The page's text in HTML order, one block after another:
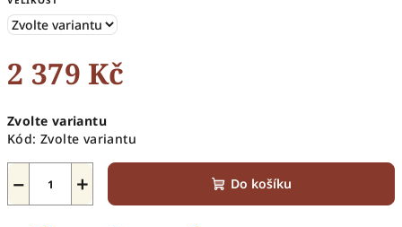
2 379 Kč
cena:
Zvolte variantu
Kód: Zvolte variantu
+
− Do košíku